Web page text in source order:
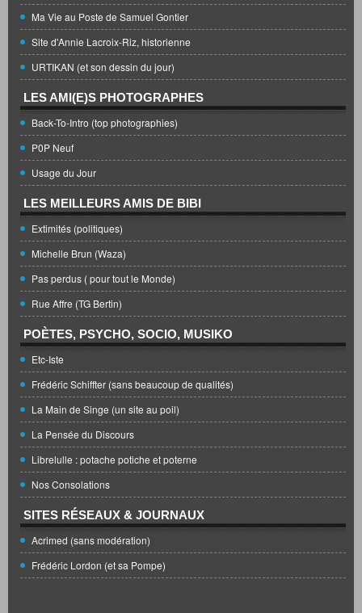
Ma Vie au Poste de Samuel Gontier
Site d'Annie Lacroix-Riz, historienne
URTIKAN (et son dessin du jour)
LES AMI(E)S PHOTOGRAPHES
Back-To-Intro (top photographies)
P0P Neuf
Usage du Jour
LES MEILLEURS AMIS DE BIBI
Extimités (politiques)
Michelle Brun (Waza)
Pas perdus ( pour tout le Monde)
Rue Affre (TG Bertin)
POÈTES, PSYCHO, SOCIO, MUSIKO
Etc-Iste
Frédéric Schiffter (sans beaucoup de qualités)
La Main de Singe (un site au poil)
La Pensée du Discours
Librelulle : potache potiche et poterne
Nos Consolations
SITES RÉSEAUX & JOURNAUX
Acrimed (sans modération)
Frédéric Lordon (et sa Pompe)